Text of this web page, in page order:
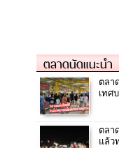
ตลาดนัดแนะนำ
ตลา
เทศ
ตลา
แล้ว